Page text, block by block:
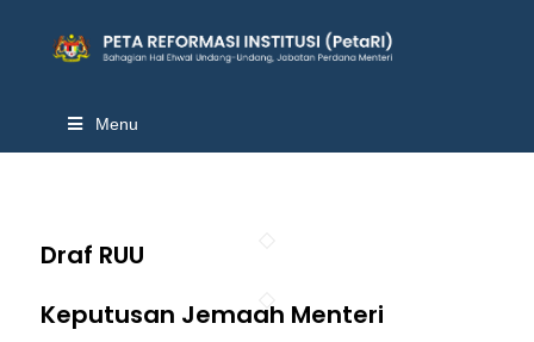
Menu
Draf RUU
Keputusan Jemaah Menteri